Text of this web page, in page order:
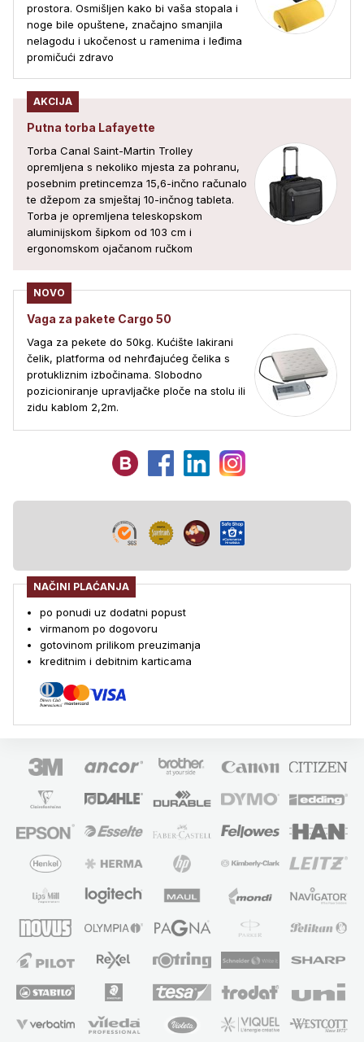
prostora. Osmišljen kako bi vaša stopala i
noge bile opuštene, značajno smanjila
nelagodu i ukočenost u ramenima i leđima
promičući zdravo
AKCIJA
Putna torba Lafayette
Torba Canal Saint-Martin Trolley
opremljena s nekoliko mjesta za pohranu,
posebnim pretincemza 15,6-inčno računalo
te džepom za smještaj 10-inčnog tableta.
Torba je opremljena teleskopskom
aluminijskom šipkom od 103 cm i
ergonomskom ojačanom ručkom
NOVO
Vaga za pakete Cargo 50
Vaga za pekete do 50kg. Kućište lakirani
čelik, platforma od nehrđajućeg čelika s
protukliznim izbočinama. Slobodno
pozicioniranje upravljačke ploče na stolu ili
zidu kablom 2,2m.
NAČINI PLAĆANJA
po ponudi uz dodatni popust
virmanom po dogovoru
gotovinom prilikom preuzimanja
kreditnim i debitnim karticama